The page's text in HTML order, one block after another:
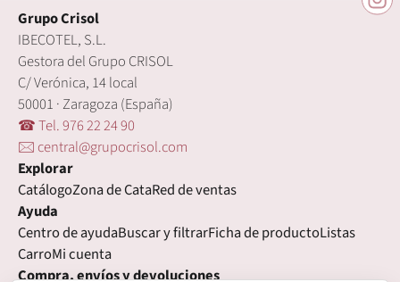
Grupo Crisol
IBECOTEL, S.L.
Gestora del Grupo CRISOL
C/ Verónica, 14 local
50001 · Zaragoza (España)
☎ Tel. 976 22 24 90
🖂 central@grupocrisol.com
Explorar
CatálogoZona de CataRed de ventas
Ayuda
Centro de ayudaBuscar y filtrarFicha de productoListas
CarroMi cuenta
Compra, envíos y devoluciones